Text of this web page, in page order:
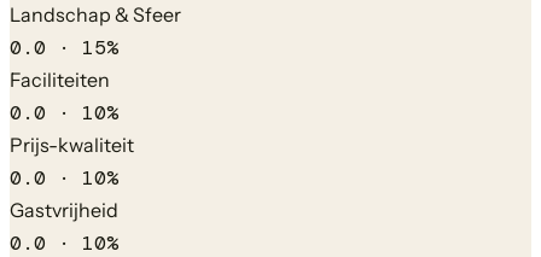
Landschap & Sfeer
0.0 · 15%
Faciliteiten
0.0 · 10%
Prijs-kwaliteit
0.0 · 10%
Gastvrijheid
0.0 · 10%